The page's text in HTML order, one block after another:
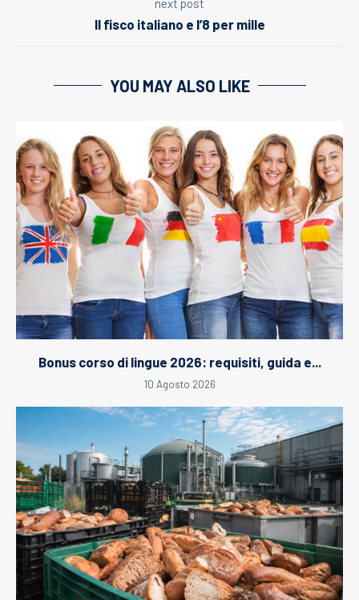
next post
Il fisco italiano e l’8 per mille
YOU MAY ALSO LIKE
Bonus corso di lingue 2026: requisiti, guida e...
10 Agosto 2026